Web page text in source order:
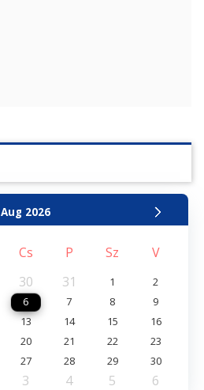
Aug 2026
Cs P Sz
V
30 31 1
2
6 7 8
9
13 14 15
16
20 21 22
23
27 28 29
30
3 4 5 6